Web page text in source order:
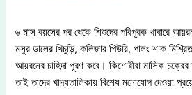
৬ মাস বয়সের পর থেকে শিশুদের পরিপূরক খাবারে
মসুর ডালের খিচুড়ি, কলিজার পিউরি, পালং শাক
আয়রনের চাহিদা পূরণ করে। কিশোরীরা মাসিক
তাই তাদের খাদ্যতালিকায় বিশেষ মনোযোগ দেওয়া